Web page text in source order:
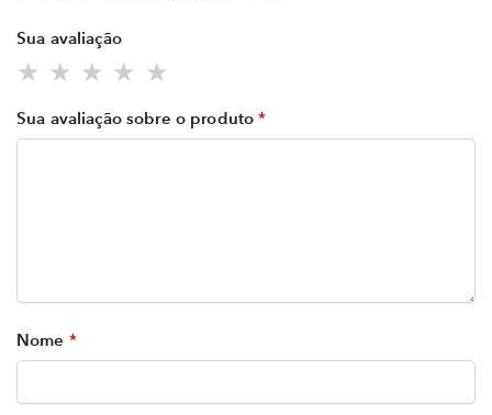
Sua avaliação
Sua avaliação sobre o produto*
Nome *